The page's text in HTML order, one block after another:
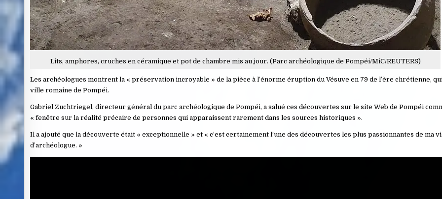
Lits, amphores, cruches en céramique et pot de chambre mis au jour. (Parc archéologique de Pompéi/MiC/REUTERS)
Les archéologues montrent la « préservation incroyable » de la pièce à l’énorme éruption du Vésuve en 79 de l’ère chrétienne,
ville romaine de Pompéi.
Gabriel Zuchtriegel, directeur général du parc archéologique de Pompéi, a salué ces découvertes sur le site Web de Pompéi
« fenêtre sur la réalité précaire de personnes qui apparaissent rarement dans les sources historiques ».
Il a ajouté que la découverte était « exceptionnelle » et « c’est certainement l’une des découvertes les plus passionnantes de ma
d’archéologue. »